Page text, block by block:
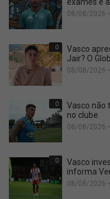
08/08/2026 •
0
Vasco
Jair? O
08/08/2026
0
Vasco não
no clube
08/08/2026
0
Vasco
informa
08/08/2026 •